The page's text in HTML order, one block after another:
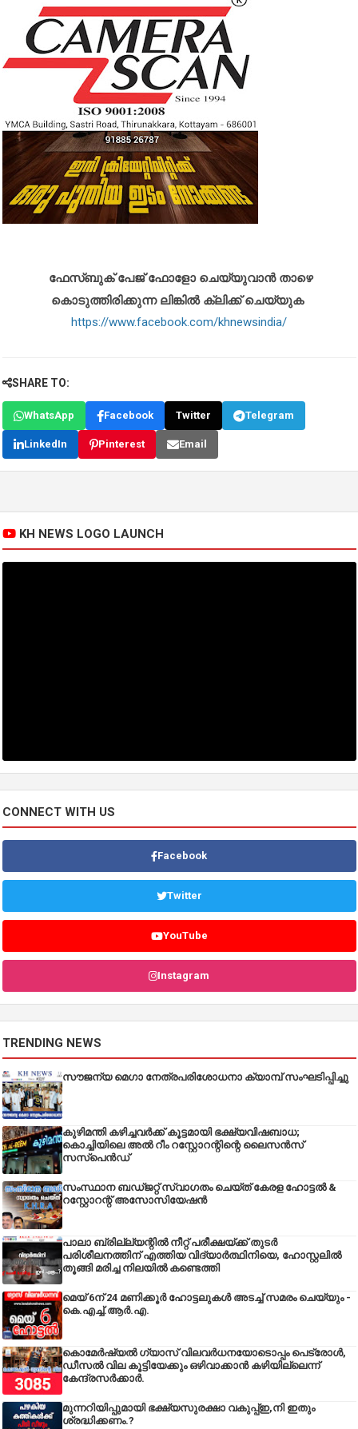
ഫേസ്ബുക് പേജ് ഫോളോ ചെയ്യുവാൻ താഴെ
കൊടുത്തിരിക്കുന്ന ലിങ്കിൽ ക്ലിക്ക് ചെയ്യുക
https://www.facebook.com/khnewsindia/
SHARE TO:
WhatsApp Facebook Twitter Telegram
LinkedIn Pinterest Email
KH NEWS LOGO LAUNCH
CONNECT WITH US
Facebook
Twitter
YouTube
Instagram
TRENDING NEWS
സൗജന്യ മെഗാ നേത്രപരിശോധനാ ക്യാമ്പ് സംഘടിപ്പിച്ചു
കുഴിമന്തി കഴിച്ചവർക്ക് കൂട്ടമായി ഭക്ഷ്യവിഷബാധ;
കൊച്ചിയിലെ അൽ റീം റസ്റ്റോറന്റിന്റെ ലൈസൻസ്
സസ്പെൻഡ്
സംസ്ഥാന ബഡ്‌ജറ്റ് സ്വാഗതം ചെയ്ത് കേരള ഹോട്ടൽ &
റസ്റ്റോറന്റ് അസോസിയേഷൻ
പാലാ ബ്രില്ല്യന്റിൽ നീറ്റ് പരീക്ഷയ്ക്ക് തുടർ
പരിശീലനത്തിന് എത്തിയ വിദ്യാർത്ഥിനിയെ, ഹോസ്റ്റലിൽ
തൂങ്ങി മരിച്ച നിലയിൽ കണ്ടെത്തി
മെയ് 6ന് 24 മണിക്കൂർ ഹോട്ടലുകൾ അടച്ച് സമരം ചെയ്യും -
കെ.എച്ച്.ആർ.എ.
കൊമേർഷ്യൽ ഗ്യാസ് വിലവർധനയോടൊപ്പം പെട്രോൾ,
ഡീസല്‍ വില കൂട്ടിയേക്കും ഒഴിവാക്കാന്‍ കഴിയില്ലെന്ന്
കേന്ദ്രസര്‍ക്കാര്‍.
മുന്നറിയിപ്പുമായി ഭക്ഷ്യസുരക്ഷാ വകുപ്പ്ഇ,നി ഇതും
ശ്രദ്ധിക്കണം.?